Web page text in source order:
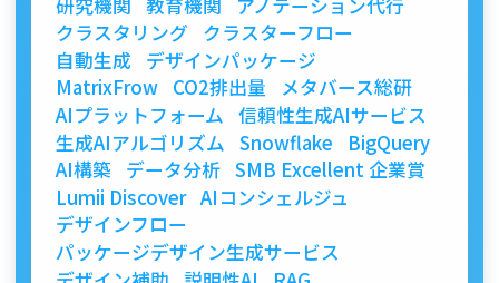
クラスタリング
クラスターフロー
自動生成
デザインパッケージ
MatrixFrow CO2排出量
メタバース総研
AIプラットフォーム 信頼性生成AIサービス
生成AIアルゴリズム Snowflake
BigQuery
AI構築
データ分析 SMB Excellent 企業賞
Lumii Discover AIコンシェルジュ
デザインフロー
パッケージデザイン生成サービス